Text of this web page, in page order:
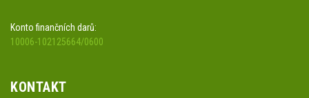
Konto finančních darů:
10006-102125664/0600
KONTAKT